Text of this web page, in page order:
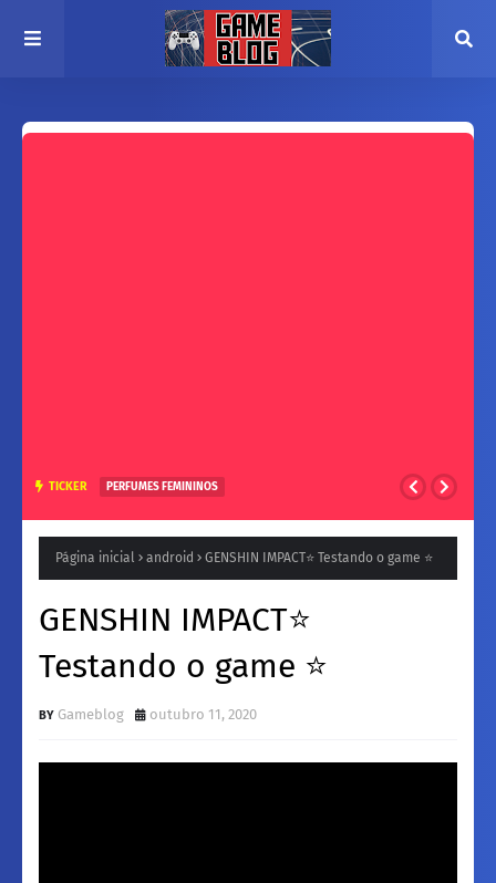
TICKER PERFUMES FEMININOS
Inesquecíveis
Página inicial android GENSHIN IMPACT⭐ Testando o game ⭐
GENSHIN IMPACT⭐
Testando o game ⭐
Gameblog outubro 11, 2020